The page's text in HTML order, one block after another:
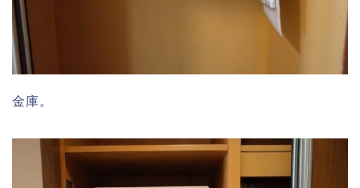
金庫。